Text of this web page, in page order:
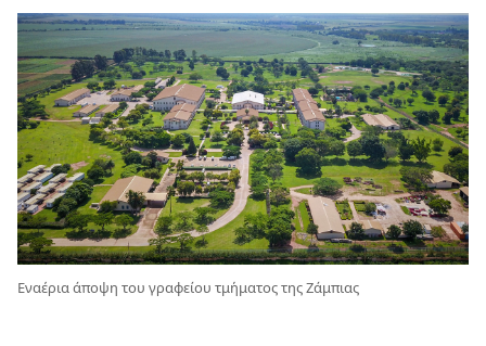
Εναέρια άποψη του γραφείου τμήματος της Ζάμπιας